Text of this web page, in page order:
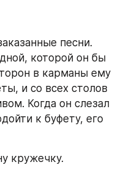
песни.
которой он бы
в карманы ему
и со всех столов
Когда он слезал
к буфету, его
кружечку.